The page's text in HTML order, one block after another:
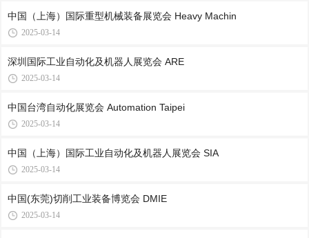
中国（上海）国际重型机械装备展览会 Heavy Machin
2025-03-14
深圳国际工业自动化及机器人展览会 ARE
2025-03-14
中国台湾自动化展览会 Automation Taipei
2025-03-14
中国（上海）国际工业自动化及机器人展览会 SIA
2025-03-14
中国(东莞)切削工业装备博览会 DMIE
2025-03-14